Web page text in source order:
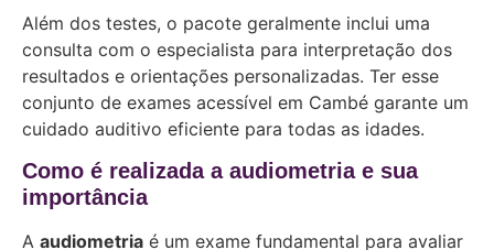
Além dos testes, o pacote geralmente inclui uma
consulta com o especialista para interpretação dos
resultados e orientações personalizadas. Ter esse
conjunto de exames acessível em Cambé garante um
cuidado auditivo eficiente para todas as idades.
Como é realizada a audiometria e sua
importância
A audiometria é um exame fundamental para avaliar